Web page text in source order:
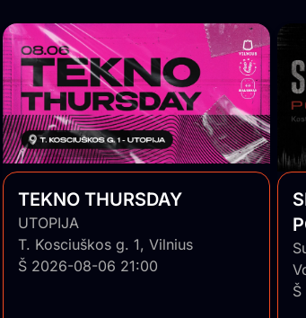
TEKNO THURSDAY
UTOPIJA
T. Kosciuškos g. 1, Vilnius
Š 2026-08-06 21:00